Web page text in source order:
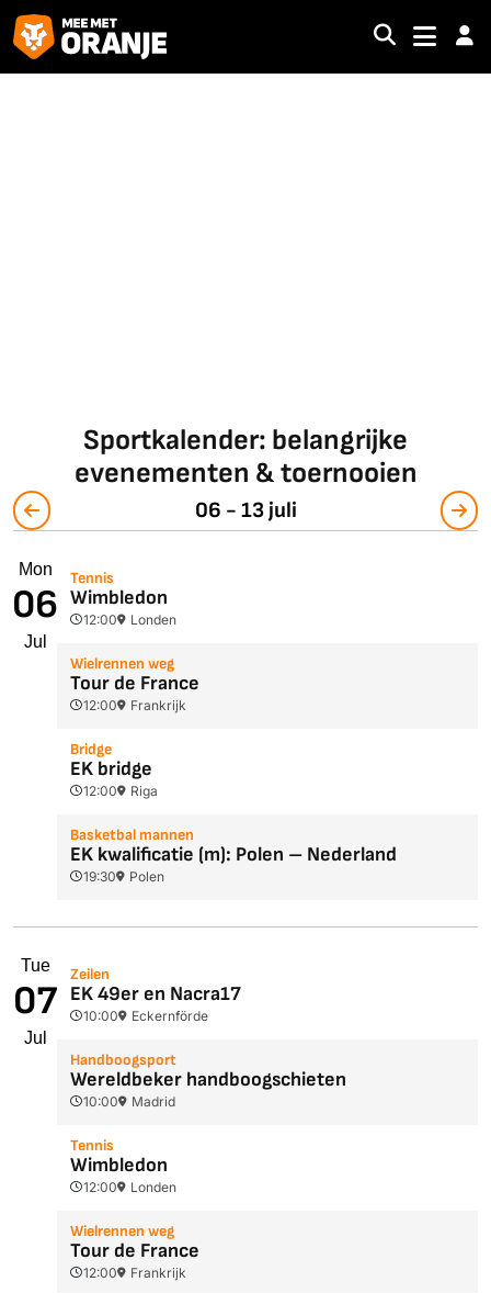
Sportkalender: belangrijke
evenementen & toernooien
06 - 13 juli
Mon
06
Jul
Tennis
Wimbledon
12:00 Londen
Wielrennen weg
Tour de France
12:00 Frankrijk
Bridge
EK bridge
12:00 Riga
Basketbal mannen
EK kwalificatie (m): Polen – Nederland
19:30 Polen
Tue
07
Jul
Zeilen
EK 49er en Nacra17
10:00 Eckernförde
Handboogsport
Wereldbeker handboogschieten
10:00 Madrid
Tennis
Wimbledon
12:00 Londen
Wielrennen weg
Tour de France
12:00 Frankrijk